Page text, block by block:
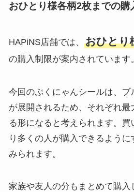
おひとり様各柄2枚までの購
HAPiNS店舗では、 おひとり
の購入制限が案内されています。
今回のぷくにゃんシールは、ブ
が展開されるため、それぞれ最
る形になると考えられます。買
り多くの人が購入できるように
みられます。
家族や友人の分もまとめて購入